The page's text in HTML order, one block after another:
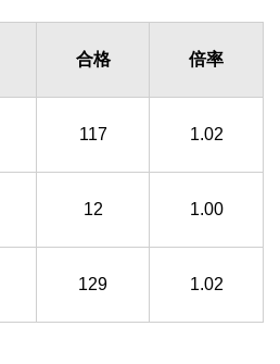
合格 倍率
117 1.02
12 1.00
129 1.02